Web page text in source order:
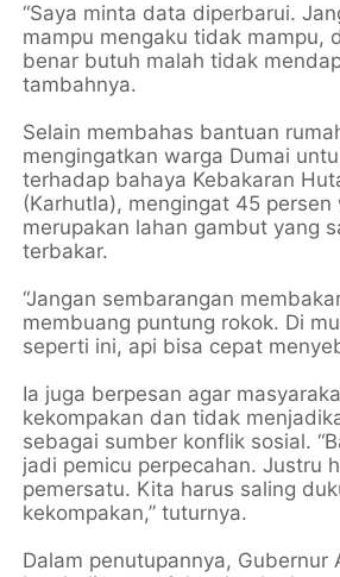
“Saya minta data diperbarui.
mampu mengaku tidak mampu,
benar butuh malah tidak
tambahnya.
Selain membahas bantuan
mengingatkan warga Dumai
terhadap bahaya Kebakaran
(Karhutla), mengingat 45 persen
merupakan lahan gambut yang
terbakar.
“Jangan sembarangan
membuang puntung rokok. Di
seperti ini, api bisa cepat
Ia juga berpesan agar
kekompakan dan tidak
sebagai sumber konflik sosial.
jadi pemicu perpecahan. Justru
pemersatu. Kita harus saling
kekompakan,” tuturnya.
Dalam penutupannya, Gubernur